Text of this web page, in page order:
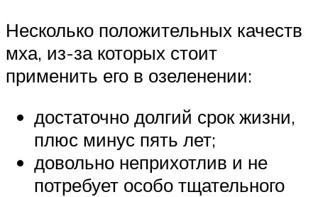
Несколько положительных качеств
мха, из-за которых стоит
применить его в озеленении:
достаточно долгий срок жизни,
плюс минус пять лет;
довольно неприхотлив и не
потребует особо тщательного